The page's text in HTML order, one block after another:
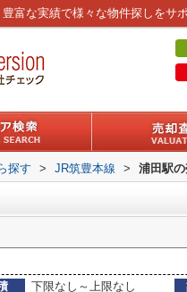
探す > JR筑豊本線 > 浦田駅
下限なし～上限なし